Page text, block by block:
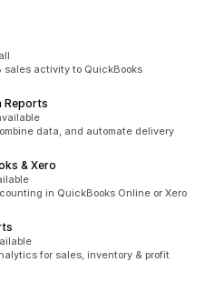
activity to QuickBooks
Reports
data, and automate delivery
& Xero
in QuickBooks Online or Xero
for sales, inventory & profit